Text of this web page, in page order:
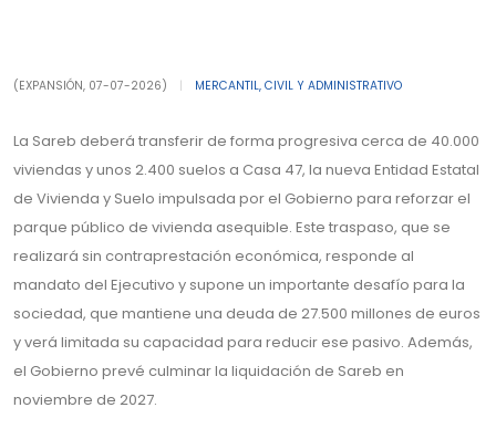
(EXPANSIÓN, 07-07-2026) MERCANTIL, CIVIL Y ADMINISTRATIVO
La Sareb deberá transferir de forma progresiva cerca de 40.000
viviendas y unos 2.400 suelos a Casa 47, la nueva Entidad Estatal
de Vivienda y Suelo impulsada por el Gobierno para reforzar el
parque público de vivienda asequible. Este traspaso, que se
realizará sin contraprestación económica, responde al
mandato del Ejecutivo y supone un importante desafío para la
sociedad, que mantiene una deuda de 27.500 millones de euros
y verá limitada su capacidad para reducir ese pasivo. Además,
el Gobierno prevé culminar la liquidación de Sareb en
noviembre de 2027.